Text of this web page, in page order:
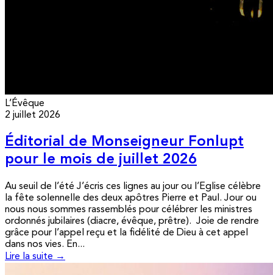
L’Évêque
2 juillet 2026
Éditorial de Monseigneur Fonlupt
pour le mois de juillet 2026
Au seuil de l’été J’écris ces lignes au jour ou l’Eglise célèbre
la fête solennelle des deux apôtres Pierre et Paul. Jour ou
nous nous sommes rassemblés pour célébrer les ministres
ordonnés jubilaires (diacre, évêque, prêtre). Joie de rendre
grâce pour l’appel reçu et la fidélité de Dieu à cet appel
dans nos vies. En...
Lire la suite →